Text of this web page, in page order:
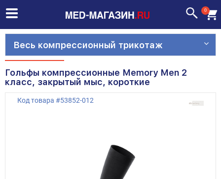
0
Весь компрессионный трикотаж
Гольфы компрессионные Memory Men 2
класс, закрытый мыс, короткие
Код товара #53852-012